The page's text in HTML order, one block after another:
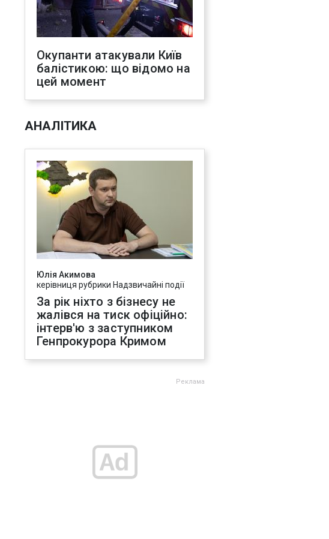
Окупанти атакували Київ
балістикою: що відомо на
цей момент
АНАЛІТИКА
Юлія Акимова
керівниця рубрики Надзвичайні події
За рік ніхто з бізнесу не
жалівся на тиск офіційно:
інтерв'ю з заступником
Генпрокурора Кримом